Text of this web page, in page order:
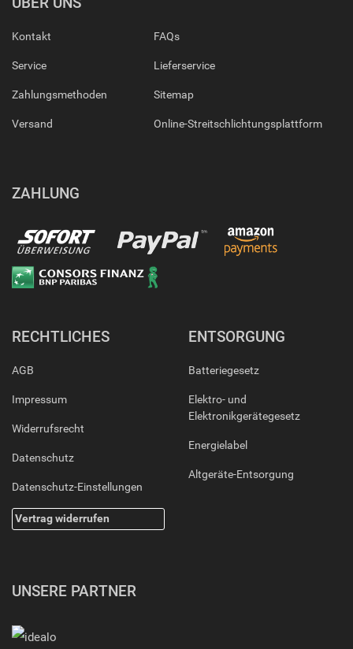
Kontakt
Service
Zahlungsmethoden
Versand
FAQs
Lieferservice
Sitemap
Online-Streitschlichtungsplattform
ZAHLUNG
RECHTLICHES
AGB
Impressum
Widerrufsrecht
Datenschutz
Datenschutz-Einstellungen
Vertrag widerrufen
ENTSORGUNG
Batteriegesetz
Elektro- und
Elektronikgerätegesetz
Energielabel
Altgeräte-Entsorgung
UNSERE PARTNER